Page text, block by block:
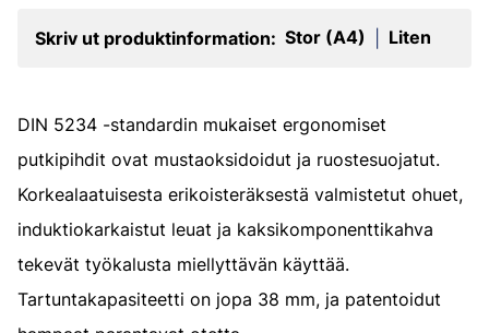
Skriv ut produktinformation: Stor (A4) Liten
DIN 5234 -standardin mukaiset ergonomiset
putkipihdit ovat mustaoksidoidut ja ruostesuojatut.
Korkealaatuisesta erikoisteräksestä valmistetut ohuet,
induktiokarkaistut leuat ja kaksikomponenttikahva
tekevät työkalusta miellyttävän käyttää.
Tartuntakapasiteetti on jopa 38 mm, ja patentoidut